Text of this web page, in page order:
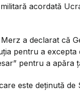
acordată
a declarat că
pentru a excepta
pentru a apăra
este deținută